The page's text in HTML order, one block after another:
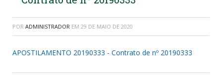
POR ADMINISTRADOR EM 29 DE MAIO DE 2020
APOSTILAMENTO 20190333 - Contrato de nº 20190333